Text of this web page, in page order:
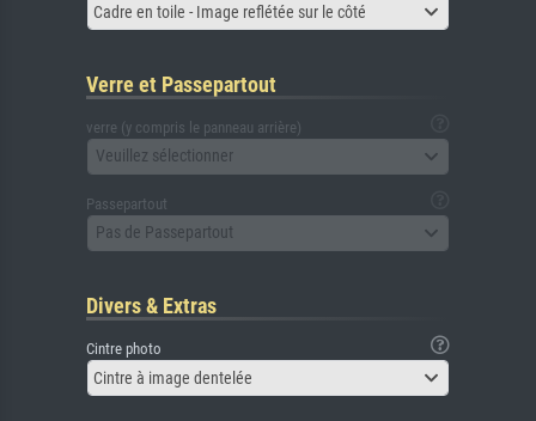
Cadre en toile - Image reflétée sur le côté
Verre et Passepartout
verre (y compris le panneau arrière)
Veuillez sélectionner
Passepartout
Pas de Passepartout
Divers & Extras
Cintre photo
Cintre à image dentelée